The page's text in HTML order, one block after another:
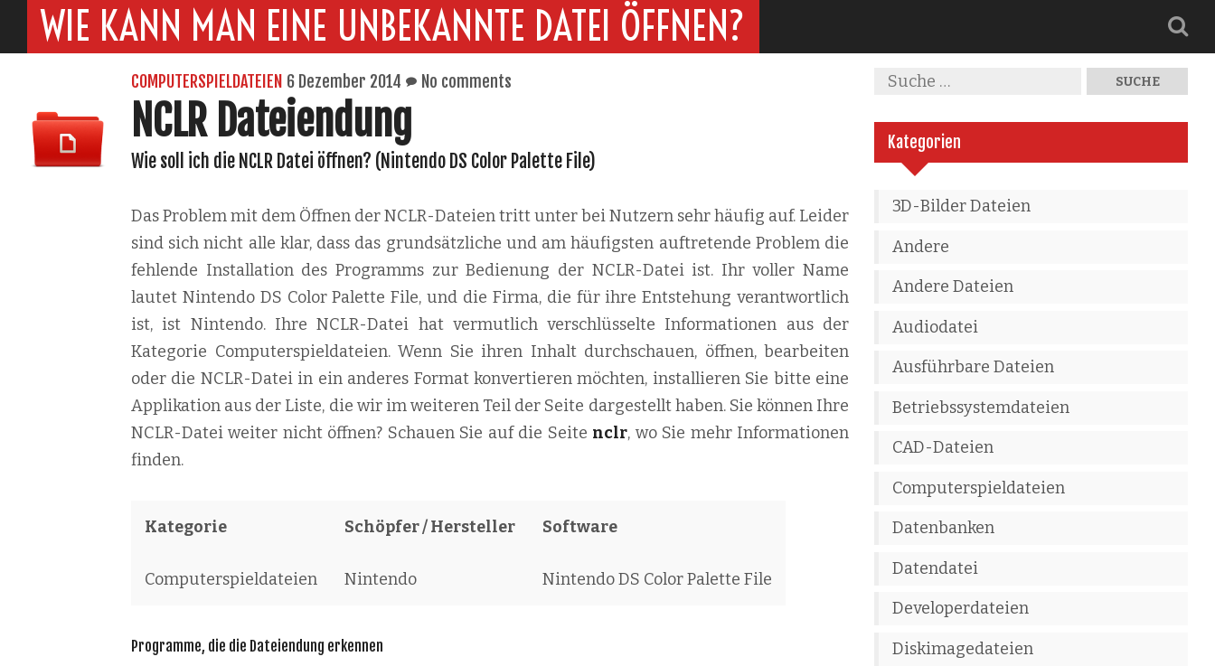
WIE KANN MAN EINE UNBEKANNTE DATEI ÖFFNEN?
COMPUTERSPIELDATEIEN 6 Dezember 2014 No comments
NCLR Dateiendung
Wie soll ich die NCLR Datei öffnen? (Nintendo DS Color Palette File)
Das Problem mit dem Öffnen der NCLR-Dateien tritt unter bei Nutzern sehr häufig auf. Leider
sind sich nicht alle klar, dass das grundsätzliche und am häufigsten auftretende Problem die
fehlende Installation des Programms zur Bedienung der NCLR-Datei ist. Ihr voller Name
lautet Nintendo DS Color Palette File, und die Firma, die für ihre Entstehung verantwortlich
ist, ist Nintendo. Ihre NCLR-Datei hat vermutlich verschlüsselte Informationen aus der
Kategorie Computerspieldateien. Wenn Sie ihren Inhalt durchschauen, öffnen, bearbeiten
oder die NCLR-Datei in ein anderes Format konvertieren möchten, installieren Sie bitte eine
Applikation aus der Liste, die wir im weiteren Teil der Seite dargestellt haben. Sie können Ihre
NCLR-Datei weiter nicht öffnen? Schauen Sie auf die Seite nclr, wo Sie mehr Informationen
finden.
Kategorie Schöpfer / Hersteller Software
Computerspieldateien Nintendo Nintendo DS Color Palette File
Programme, die die Dateiendung erkennen
Kategorien
3D-Bilder Dateien
Andere
Andere Dateien
Audiodatei
Ausführbare Dateien
Betriebssystemdateien
CAD-Dateien
Computerspieldateien
Datenbanken
Datendatei
Developerdateien
Diskimagedateien